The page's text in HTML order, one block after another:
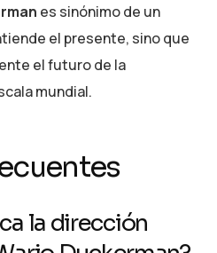
es sinónimo de un
el presente, sino que
el futuro de la
mundial.
la dirección